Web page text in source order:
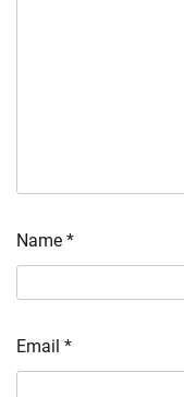
Name *
Email *